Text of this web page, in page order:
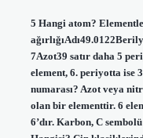
5 Hangi atom?
7Azot39 satır daha 5
element, 6. periyotta ise
numarası? Azot veya
olan bir elementtir. 6
6’dır. Karbon, C